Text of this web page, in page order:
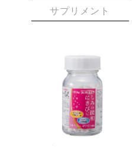
サプリメント